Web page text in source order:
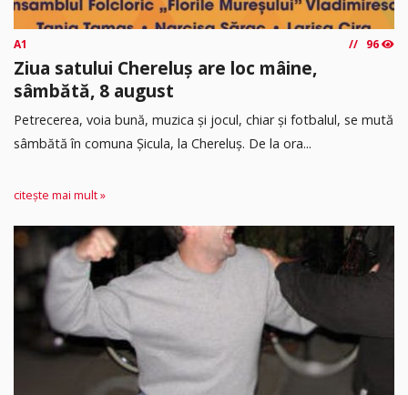
A1 96
Ziua satului Chereluș are loc mâine,
sâmbătă, 8 august
Petrecerea, voia bună, muzica și jocul, chiar și fotbalul, se mută
sâmbătă în comuna Șicula, la Chereluș. De la ora...
citește mai mult »